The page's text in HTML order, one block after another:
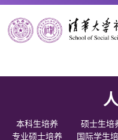
本科生培养 硕士生培
专业硕士培养
国际学生